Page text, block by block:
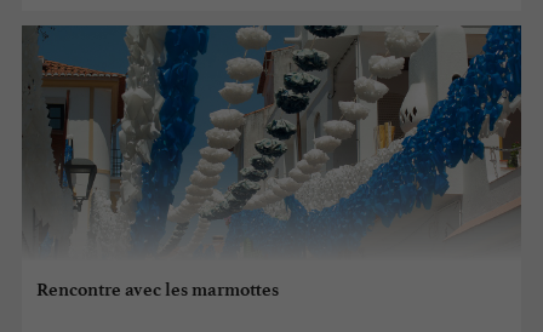
Rencontre avec les marmottes